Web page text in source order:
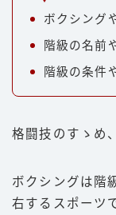
選手
朝倉未来
井上尚弥
平本蓮
ファイトス
ボクシング
階級の名前
階級の条件
格闘技のすゝめ
ボクシングは階
右するスポーツ